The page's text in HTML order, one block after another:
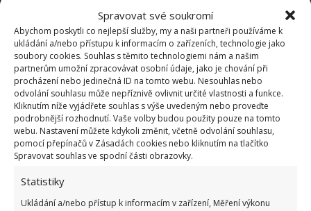
Spravovat své soukromí
Abychom poskytli co nejlepší služby, my a naši partneři používáme k
ukládání a/nebo přístupu k informacím o zařízeních, technologie jako
soubory cookies. Souhlas s těmito technologiemi nám a našim
partnerům umožní zpracovávat osobní údaje, jako je chování při
procházení nebo jedinečná ID na tomto webu. Nesouhlas nebo
odvolání souhlasu může nepříznivě ovlivnit určité vlastnosti a funkce.
Kliknutím níže vyjádřete souhlas s výše uvedeným nebo proveďte
podrobnější rozhodnutí. Vaše volby budou použity pouze na tomto
webu. Nastavení můžete kdykoli změnit, včetně odvolání souhlasu,
pomocí přepínačů v Zásadách cookies nebo kliknutím na tlačítko
Spravovat souhlas ve spodní části obrazovky.
Statistiky
Ukládání a/nebo přístup k informacím v zařízení, Měření výkonu
Nabízejí prodej i dodávku stavebního materiálu pro
cihlový, ytongový a sádrokartonový program. Mimo
jiné mají v nabídce istavební dřevo, jako jsou
prkna, hranoly, desky OSB, střešní latě – vaše
vytoužená pergolanemusí zůstat pouze ve vaší
hlavě.
Dokonce na jednom místě sežene istavební nářadí
bez kterého se žádný kutil neobejde. Ušetřete si tedy
do levných stavebnin. Odměnou vám budou večery